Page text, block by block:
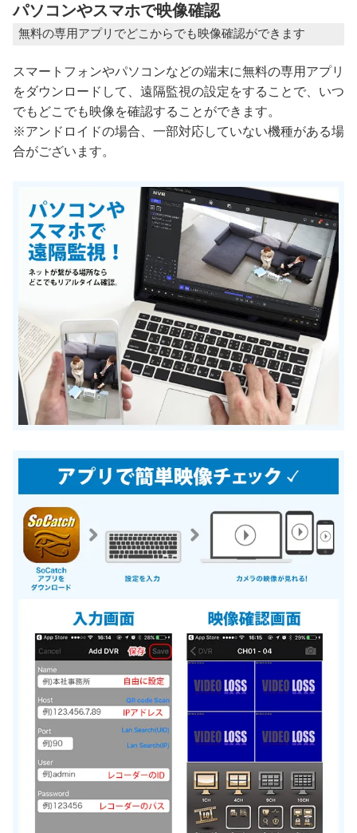
パソコンやスマホで映像確認
無料の専用アプリでどこからでも映像確認ができます
スマートフォンやパソコンなどの端末に無料の専用アプリ
をダウンロードして、遠隔監視の設定をすることで、いつ
でもどこでも映像を確認することができます。
※アンドロイドの場合、一部対応していない機種がある場
合がございます。